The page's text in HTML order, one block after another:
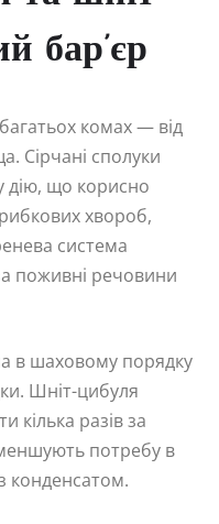
бар’єр
комах — від
Сірчані сполуки
дію, що корисно
хвороб,
система
поживні речовини
в шаховому порядку
Шніт-цибуля
кілька разів за
потребу в
конденсатом.